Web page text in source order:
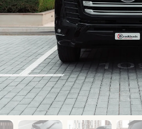
BMW
MERCEDES
All cars